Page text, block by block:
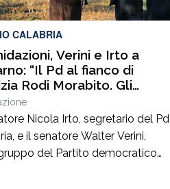
Calabria e Direttore generale
Spa, […]
CALABRIA
Verini e Irto a
“Il Pd al fianco di
Rodi Morabito. Gli
e i lavoratori onesti
essere lasciati da
Nicola Irto, segretario del Pd
e il senatore Walter Verini,
del Partito democratico